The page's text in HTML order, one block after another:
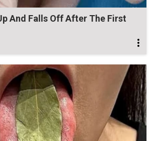
And Falls Off After The First